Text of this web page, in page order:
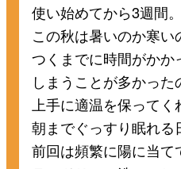
使い始めてから3週間。
この秋は暑いのか寒
つくまでに時間がかか
しまうことが多かっ
上手に適温を保ってく
朝までぐっすり眠れる
前回は頻繁に陽に当